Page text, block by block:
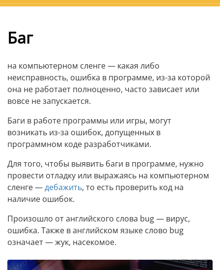
Баг
на компьютерном сленге — какая либо
неисправность, ошибка в программе, из-за которой
она не работает полноценно, часто зависает или
вовсе не запускается.
Баги в работе программы или игры, могут
возникать из-за ошибок, допущенных в
программном коде разработчиками.
Для того, чтобы выявить баги в программе, нужно
провести отладку или выражаясь на компьютерном
сленге —дебажить, то есть проверить код на
наличие ошибок.
Произошло от английского слова bug — вирус,
ошибка. Также в английском языке слово bug
означает — жук, насекомое.